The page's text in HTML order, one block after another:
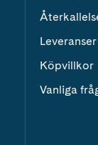
Leveranser
Köpvillkor
Vanliga